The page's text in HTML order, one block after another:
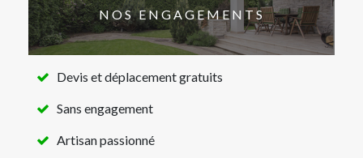
NOS ENGAGEMENTS
Devis et déplacement gratuits
Sans engagement
Artisan passionné